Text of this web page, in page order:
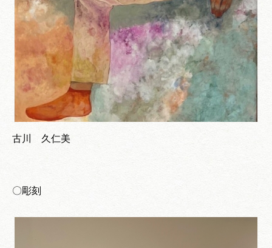
古川 久仁美
〇彫刻